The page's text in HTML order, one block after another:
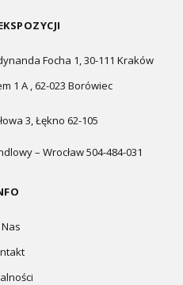
Focha 1, 30-111 Kraków
1 A , 62-023 Borówiec
3, Łękno 62-105
– Wrocław 504-484-031